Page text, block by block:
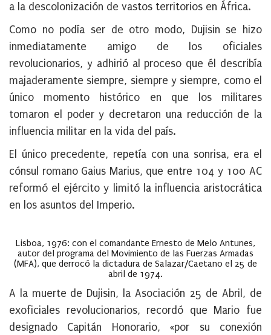
a la descolonización de vastos territorios en África.
Como no podía ser de otro modo, Dujisin se hizo
inmediatamente amigo de los oficiales
revolucionarios, y adhirió al proceso que él describía
majaderamente siempre, siempre y siempre, como el
único momento histórico en que los militares
tomaron el poder y decretaron una reducción de la
influencia militar en la vida del país.
El único precedente, repetía con una sonrisa, era el
cónsul romano Gaius Marius, que entre 104 y 100 AC
reformó el ejército y limitó la influencia aristocrática
en los asuntos del Imperio.
Lisboa, 1976: con el comandante Ernesto de Melo Antunes,
autor del programa del Movimiento de las Fuerzas Armadas
(MFA), que derrocó la dictadura de Salazar/Caetano el 25 de
abril de 1974.
A la muerte de Dujisin, la Asociación 25 de Abril, de
exoficiales revolucionarios, recordó que Mario fue
designado Capitán Honorario, «por su conexión